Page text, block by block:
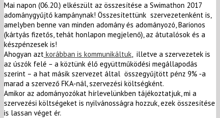
Mai napon (06.20.) elkészült az összesítése a Swimathon 2017
adománygyűjtő kampánynak! Összesítettünk szervezetenként is,
amelyben benne van minden adomány és adományozó, Barionos
(kártyás fizetős, tehát honlapon megjelenő), az átutalósok és a
készpénzesek is!
Ahogyan azt korábban is kommunikáltuk, illetve a szervezetek is
az úszók felé – a köztünk élő együttműködési megállapodás
szerint – a hat másik szervezet által összegyűjtött pénz 9% -a
marad a szervező FKA-nál, szervezési költségként.
Amikor az adományozókat hírlevelünkben tájékoztatjuk, mi a
szervezési költségeket is nyilvánosságra hozzuk, ezek összesítése
is lassan véget ér.